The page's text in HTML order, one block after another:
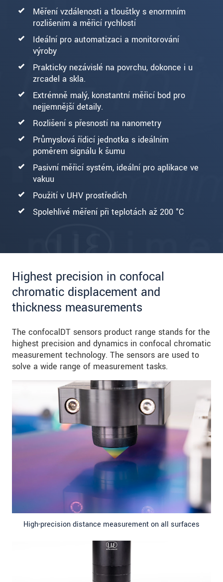
Měření vzdálenosti a tloušťky s enormním
rozlišením a měřicí rychlostí
Ideální pro automatizaci a monitorování
výroby
Prakticky nezávislé na povrchu, dokonce i u
zrcadel a skla.
Extrémně malý, konstantní měřicí bod pro
nejjemnější detaily.
Rozlišení s přesností na nanometry
Průmyslová řídicí jednotka s ideálním
poměrem signálu k šumu
Pasivní měřicí systém, ideální pro aplikace ve
vakuu
Použití v UHV prostředích
Spolehlivé měření při teplotách až 200 °C
Highest precision in confocal
chromatic displacement and
thickness measurements
The confocalDT sensors product range stands for the
highest precision and dynamics in confocal chromatic
measurement technology. The sensors are used to
solve a wide range of measurement tasks.
High-precision distance measurement on all surfaces